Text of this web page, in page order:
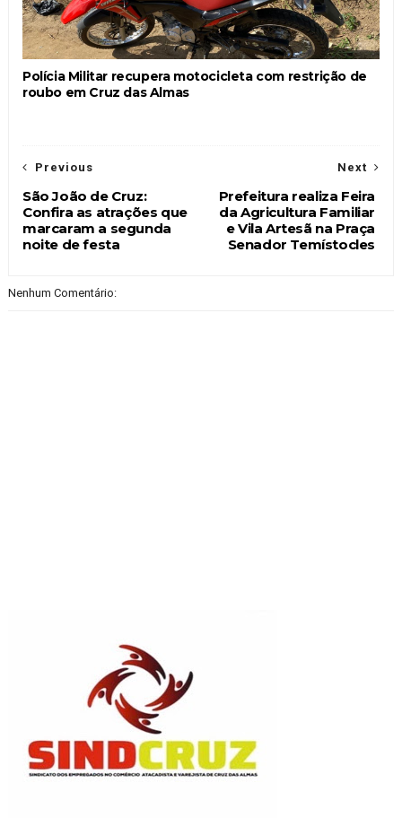
Polícia Militar recupera motocicleta com restrição de
roubo em Cruz das Almas
Next
Prefeitura realiza Feira
da Agricultura Familiar
e Vila Artesã na Praça
Senador Temístocles
Previous
São João de Cruz:
Confira as atrações que
marcaram a segunda
noite de festa
Nenhum Comentário: